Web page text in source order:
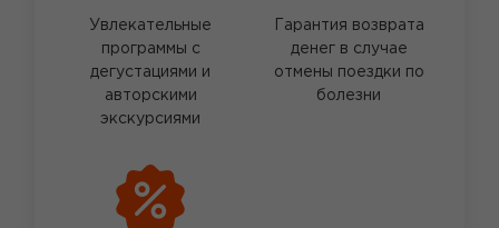
Увлекательные
программы с
дегустациями и
авторскими
экскурсиями
Гарантия возврата
денег в случае
отмены поездки по
болезни